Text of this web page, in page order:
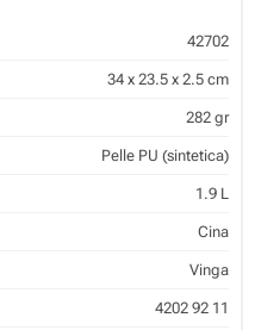
42702
34 x 23.5 x 2.5 cm
282 gr
Pelle PU (sintetica)
1.9 L
Cina
Vinga
4202 92 11